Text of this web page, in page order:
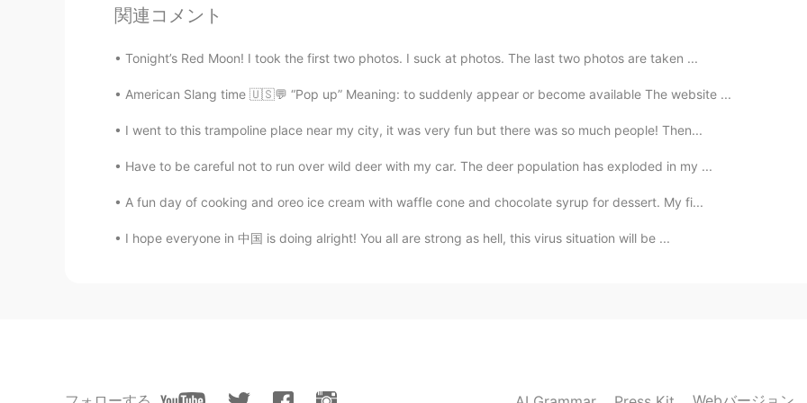
からただ、気分悪いだけ。友達だと思っていたのは自分だけだったのか、と思ってがっかりし
EN
最近思うんですけどメッセージの感覚も相性の一つだと。そこも含めて合う人と最終的に長続
Justin 2021.04.05 15:21
カウントが削除されていたことがあります。😭縁がなかったと思って、離れた方がいいと思
関連コメント
Tonight’s Red Moon! I took the first two photos. I suck at photos. The last two photos are taken ...
American Slang time 🇺🇸💬 “Pop up” Meaning: to suddenly appear or become available The website ...
I went to this trampoline place near my city, it was very fun but there was so much people! Then...
Have to be careful not to run over wild deer with my car. The deer population has exploded in my ...
A fun day of cooking and oreo ice cream with waffle cone and chocolate syrup for dessert. My fi...
I hope everyone in 中国 is doing alright! You all are strong as hell, this virus situation will be ...